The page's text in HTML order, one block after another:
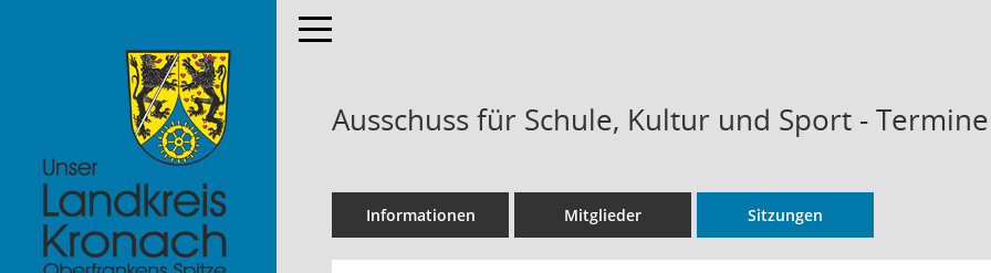
Toggle navigation
Ausschuss für Schule, Kultur und Sport -
Informationen Mitglieder Sitzungen